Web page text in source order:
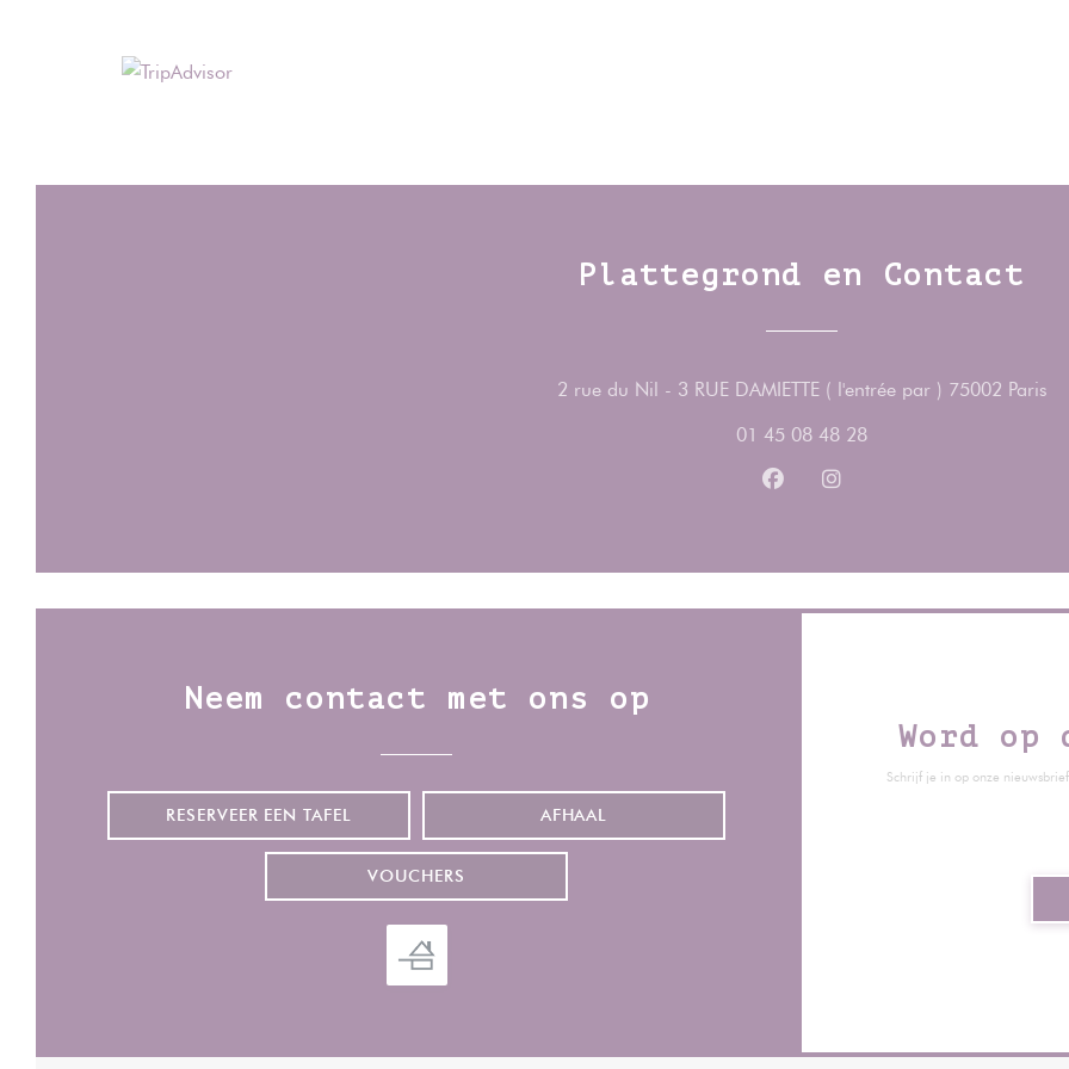
Plattegrond en Contact
2 rue du Nil - 3 RUE DAMIETTE ( l'entrée par ) 75002 Paris
01 45 08 48 28
Facebook ((opent in een nieuw
Instagram ((opent in een
Neem contact met ons op
RESERVEER EEN TAFEL AFHAAL
VOUCHERS
Word op
Schrijf je in op onze